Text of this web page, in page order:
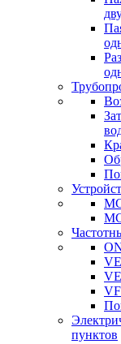
пунктов